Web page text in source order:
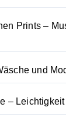
Prints –
und
–